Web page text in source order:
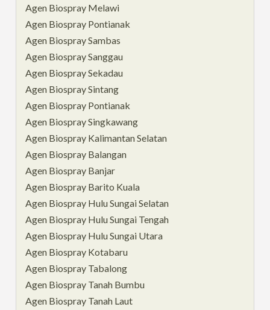
Agen Biospray Melawi
Agen Biospray Pontianak
Agen Biospray Sambas
Agen Biospray Sanggau
Agen Biospray Sekadau
Agen Biospray Sintang
Agen Biospray Pontianak
Agen Biospray Singkawang
Agen Biospray Kalimantan Selatan
Agen Biospray Balangan
Agen Biospray Banjar
Agen Biospray Barito Kuala
Agen Biospray Hulu Sungai Selatan
Agen Biospray Hulu Sungai Tengah
Agen Biospray Hulu Sungai Utara
Agen Biospray Kotabaru
Agen Biospray Tabalong
Agen Biospray Tanah Bumbu
Agen Biospray Tanah Laut